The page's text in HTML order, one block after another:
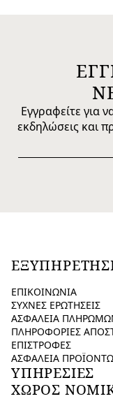
Εγγραφείτε για
εκδηλώσεις και
ΕΠΙΚΟΙΝΩΝΙΑ
ΣΥΧΝΕΣ ΕΡΩΤΗΣΕΙΣ
ΑΣΦΑΛΕΙΑ
ΠΛΗΡΟΦΟΡΙΕΣ
ΕΠΙΣΤΡΟΦΕΣ
ΑΣΦΑΛΕΙΑ
ΥΠΗΡΕΣΙΕΣ
ΧΩΡΟΣ